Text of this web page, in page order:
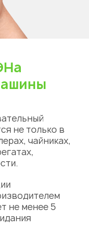
не только в
чайниках,
не менее 5